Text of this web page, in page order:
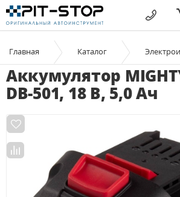
Главная Каталог
Аккумулятор
DB-501, 18 В, 5,0 Ач